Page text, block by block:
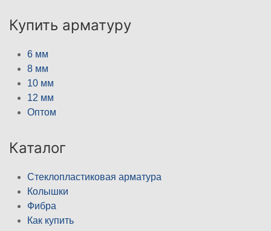
Купить арматуру
6 мм
8 мм
10 мм
12 мм
Оптом
Каталог
Стеклопластиковая арматура
Колышки
Фибра
Как купить